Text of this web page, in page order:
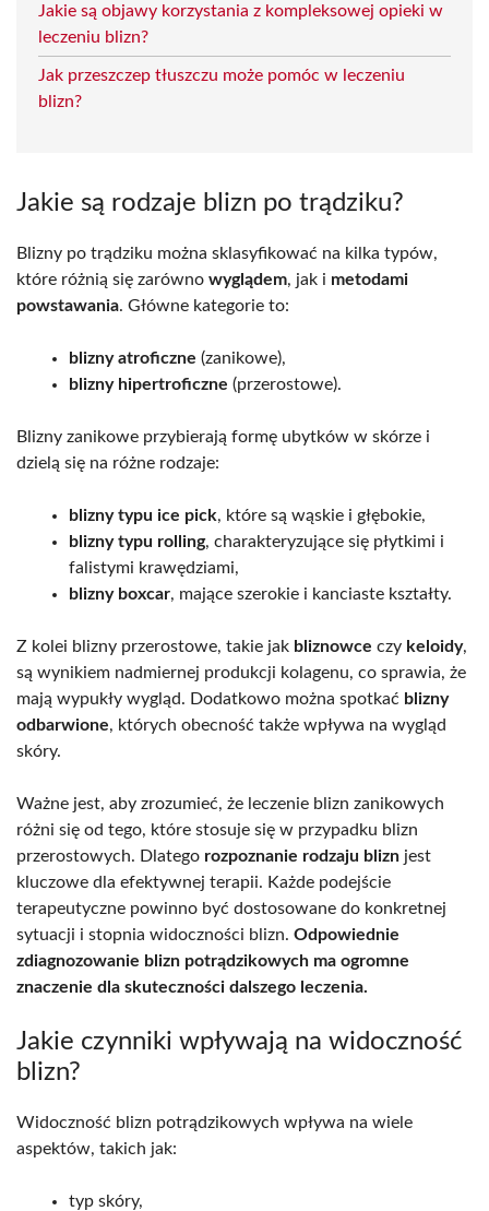
Jakie są objawy korzystania z kompleksowej opieki w
leczeniu blizn?
Jak przeszczep tłuszczu może pomóc w leczeniu
blizn?
Jakie są rodzaje blizn po trądziku?
Blizny po trądziku można sklasyfikować na kilka typów,
które różnią się zarówno wyglądem, jak i metodami
powstawania. Główne kategorie to:
blizny atroficzne (zanikowe),
blizny hipertroficzne (przerostowe).
Blizny zanikowe przybierają formę ubytków w skórze i
dzielą się na różne rodzaje:
blizny typu ice pick, które są wąskie i głębokie,
blizny typu rolling, charakteryzujące się płytkimi i
falistymi krawędziami,
blizny boxcar, mające szerokie i kanciaste kształty.
Z kolei blizny przerostowe, takie jak bliznowce czy keloidy,
są wynikiem nadmiernej produkcji kolagenu, co sprawia, że
mają wypukły wygląd. Dodatkowo można spotkać blizny
odbarwione, których obecność także wpływa na wygląd
skóry.
Ważne jest, aby zrozumieć, że leczenie blizn zanikowych
różni się od tego, które stosuje się w przypadku blizn
przerostowych. Dlatego rozpoznanie rodzaju blizn jest
kluczowe dla efektywnej terapii. Każde podejście
terapeutyczne powinno być dostosowane do konkretnej
sytuacji i stopnia widoczności blizn. Odpowiednie
zdiagnozowanie blizn potrądzikowych ma ogromne
znaczenie dla skuteczności dalszego leczenia.
Jakie czynniki wpływają na widoczność
blizn?
Widoczność blizn potrądzikowych wpływa na wiele
aspektów, takich jak:
typ skóry,